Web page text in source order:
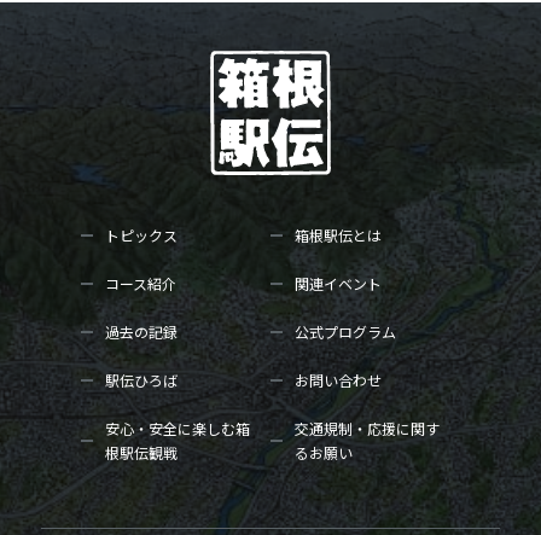
トピックス 箱根駅伝とは
コース紹介 関連イベント
過去の記録 公式プログラム
駅伝ひろば お問い合わせ
安心・安全に楽しむ箱
根駅伝観戦
交通規制・応援に関す
るお願い